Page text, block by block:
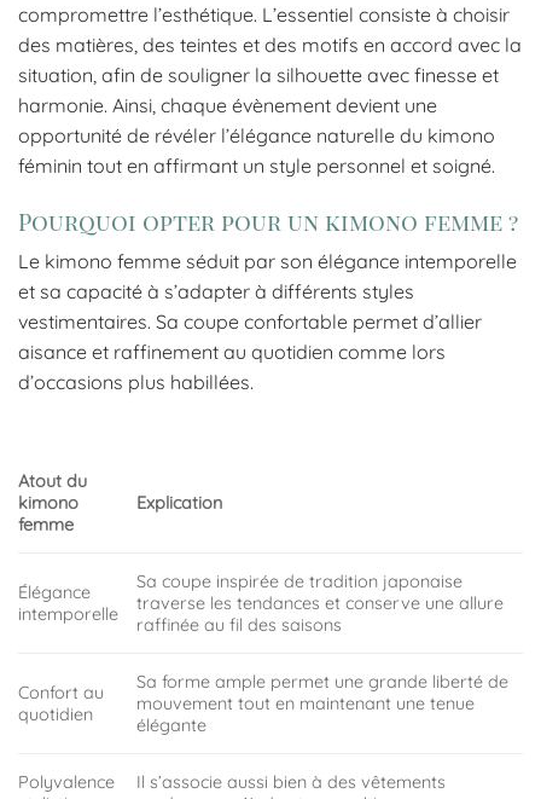
compromettre l’esthétique. L’essentiel consiste à choisir
des matières, des teintes et des motifs en accord avec la
situation, afin de souligner la silhouette avec finesse et
harmonie. Ainsi, chaque évènement devient une
opportunité de révéler l’élégance naturelle du kimono
féminin tout en affirmant un style personnel et soigné.
Pourquoi opter pour un kimono femme ?
Le kimono femme séduit par son élégance intemporelle
et sa capacité à s’adapter à différents styles
vestimentaires. Sa coupe confortable permet d’allier
aisance et raffinement au quotidien comme lors
d’occasions plus habillées.
Atout du
kimono
femme
Explication
Élégance
intemporelle
Sa coupe inspirée de tradition japonaise
traverse les tendances et conserve une allure
raffinée au fil des saisons
Confort au
quotidien
Sa forme ample permet une grande liberté de
mouvement tout en maintenant une tenue
élégante
Polyvalence
Il s’associe aussi bien à des vêtements